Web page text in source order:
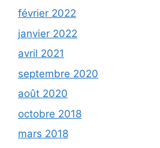
février 2022
janvier 2022
avril 2021
septembre 2020
août 2020
octobre 2018
mars 2018